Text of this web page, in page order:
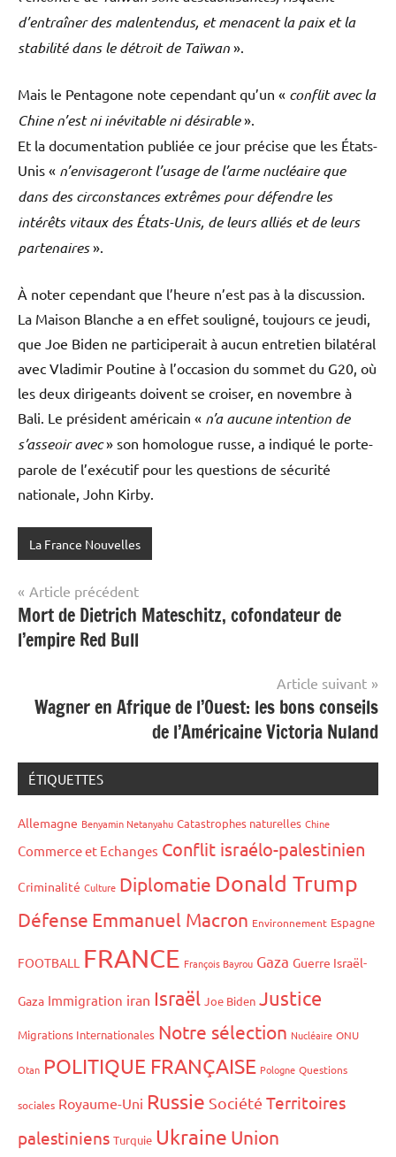
d’entraîner des malentendus, et menacent la paix et la
stabilité dans le détroit de Taïwan ».
Mais le Pentagone note cependant qu’un « conflit avec la
Chine n’est ni inévitable ni désirable».
Et la documentation publiée ce jour précise que les États-
Unis « n’envisageront l’usage de l’arme nucléaire que
dans des circonstances extrêmes pour défendre les
intérêts vitaux des États-Unis, de leurs alliés et de leurs
partenaires».
À noter cependant que l’heure n’est pas à la discussion.
La Maison Blanche a en effet souligné, toujours ce jeudi,
que Joe Biden ne participerait à aucun entretien bilatéral
avec Vladimir Poutine à l’occasion du sommet du G20, où
les deux dirigeants doivent se croiser, en novembre à
Bali. Le président américain « n’a aucune intention de
s’asseoir avec» son homologue russe, a indiqué le porte-
parole de l’exécutif pour les questions de sécurité
nationale, John Kirby.
La France Nouvelles
Navigation
de
l’article
Article précédent
Mort de Dietrich Mateschitz, cofondateur de
l’empire Red Bull
Article suivant
Wagner en Afrique de l’Ouest: les bons conseils
de l’Américaine Victoria Nuland
ÉTIQUETTES
Allemagne Benyamin Netanyahu Catastrophes naturelles Chine
Commerce et Echanges Conflit israélo-palestinien
Criminalité Culture Diplomatie Donald Trump
Défense Emmanuel Macron Environnement Espagne
FOOTBALL FRANCE François Bayrou Gaza Guerre Israël-
Gaza Immigration iran Israël Joe Biden Justice
Migrations Internationales Notre sélection Nucléaire ONU
Otan POLITIQUE FRANÇAISE Pologne Questions
sociales Royaume-Uni Russie Société Territoires
palestiniens Turquie Ukraine Union